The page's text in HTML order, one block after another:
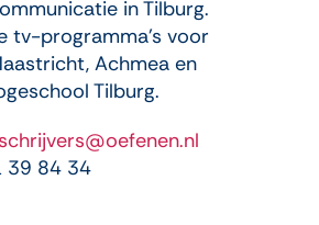
in Tilburg.
tv-programma’s voor
Achmea en
Tilburg.
39 84 34